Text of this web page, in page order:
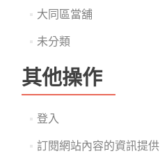
大同區當舖
未分類
其他操作
登入
訂閱網站內容的資訊提供